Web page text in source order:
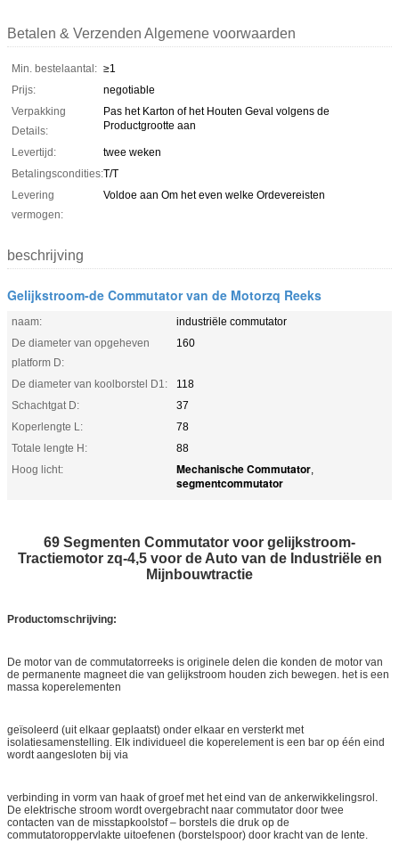
Betalen & Verzenden Algemene voorwaarden
Min. bestelaantal: ≥1
Prijs:
negotiable
Verpakking
Details:
Pas het Karton of het Houten Geval volgens de
Productgrootte aan
Levertijd:
twee weken
Betalingscondities:T/T
Levering
vermogen:
Voldoe aan Om het even welke Ordevereisten
beschrijving
Gelijkstroom-de Commutator van de Motorzq Reeks
naam:
industriële commutator
De diameter van opgeheven
platform D:
160
De diameter van koolborstel D1:
118
Schachtgat D:
37
Koperlengte L:
78
Totale lengte H:
88
Hoog licht:
Mechanische Commutator,
segmentcommutator
69 Segmenten Commutator voor gelijkstroom-
Tractiemotor zq-4,5 voor de Auto van de Industriële en
Mijnbouwtractie
Productomschrijving:
De motor van de commutatorreeks is originele delen die konden de motor van
de permanente magneet die van gelijkstroom houden zich bewegen. het is een
massa koperelementen
geïsoleerd (uit elkaar geplaatst) onder elkaar en versterkt met
isolatiesamenstelling. Elk individueel die koperelement is een bar op één eind
wordt aangesloten bij via
verbinding in vorm van haak of groef met het eind van de ankerwikkelingsrol.
De elektrische stroom wordt overgebracht naar commutator door twee
contacten van de misstapkoolstof – borstels die druk op de
commutatoroppervlakte uitoefenen (borstelspoor) door kracht van de lente.